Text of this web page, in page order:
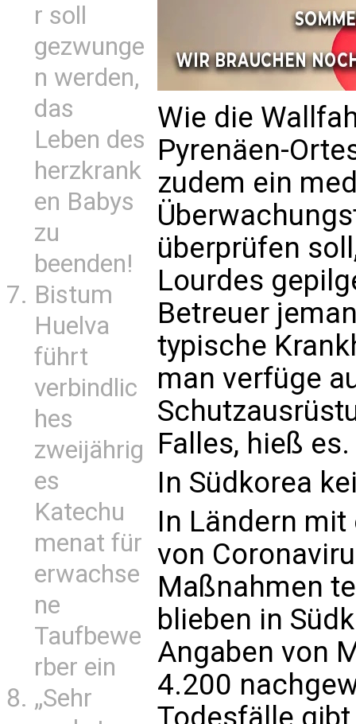
r soll
gezwunge
n werden,
das
Leben des
herzkrank
en Babys
zu
beenden!
Bistum
Huelva
führt
verbindlic
hes
zweijährig
es
Katechu
menat für
erwachse
ne
Taufbewe
rber ein
„Sehr
Wie die
Pyrenäen-
zudem ein
überprüfen
Lourdes
Betreuer
typische
man verfüge
Falles, hieß es.
In Südkorea
In Ländern
von
Maßnahmen
blieben in
Angaben von
4.200